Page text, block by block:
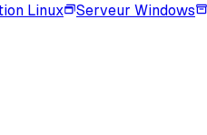
Linux Serveur Windows